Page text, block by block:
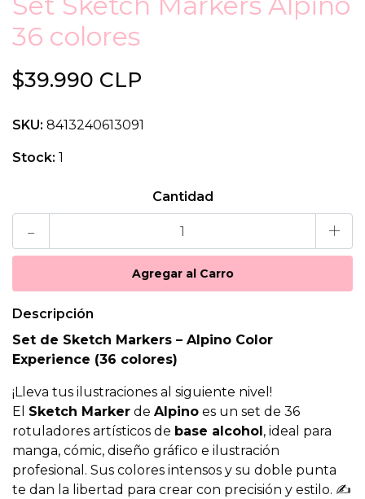
36 colores
$39.990 CLP
SKU: 8413240613091
Stock: 1
Cantidad
- +
Descripción
Set de Sketch Markers – Alpino Color
Experience (36 colores)
¡Lleva tus ilustraciones al siguiente nivel!
El Sketch Marker de Alpino es un set de 36
rotuladores artísticos de base alcohol , ideal para
manga, cómic, diseño gráfico e ilustración
profesional. Sus colores intensos y su doble punta
te dan la libertad para crear con precisión y estilo. ✍️